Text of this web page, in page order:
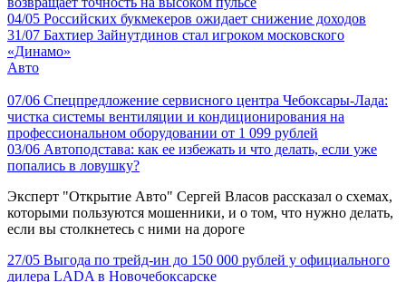
04/05 Российских букмекеров ожидает снижение доходов
31/07 Бахтиер Зайнутдинов стал игроком московского
«Динамо»
Авто
07/06 Спецпредложение сервисного центра Чебоксары-Лада:
чистка системы вентиляции и кондиционирования на
профессиональном оборудовании от 1 099 рублей
03/06 Автоподстава: как ее избежать и что делать, если уже
попались в ловушку?
Эксперт "Открытие Авто" Сергей Власов рассказал о схемах,
которыми пользуются мошенники, и о том, что нужно делать,
если вы столкнетесь с ними на дороге
27/05 Выгода по трейд-ин до 150 000 рублей у официального
дилера LADA в Новочебоксарске